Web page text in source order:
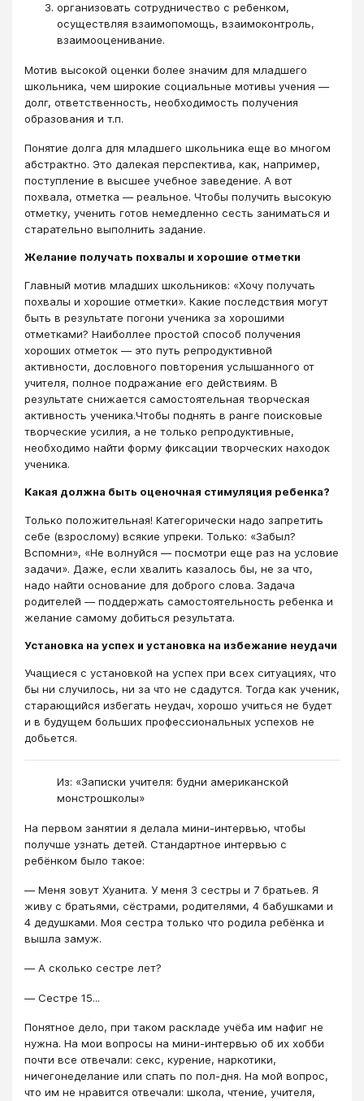
организовать сотрудничество с ребенком,
осуществляя взаимопомощь, взаимоконтроль,
взаимооценивание.
Мотив высокой оценки более значим для младшего
школьника, чем широкие социальные мотивы учения ―
долг, ответственность, необходимость получения
образования и т.п.
Понятие долга для младшего школьника еще во многом
абстрактно. Это далекая перспектива, как, например,
поступление в высшее учебное заведение. А вот
похвала, отметка ― реальное. Чтобы получить высокую
отметку, ученить готов немедленно сесть заниматься и
старательно выполнить задание.
Желание получать похвалы и хорошие отметки
Главный мотив младших школьников: «Хочу получать
похвалы и хорошие отметки». Какие последствия могут
быть в результате погони ученика за хорошими
отметками? Наиболлее простой способ получения
хороших отметок ― это путь репродуктивной
активности, дословного повторения услышанного от
учителя, полное подражание его действиям. В
результате снижается самостоятельная творческая
активность ученика.Чтобы поднять в ранге поисковые
творческие усилия, а не только репродуктивные,
необходимо найти форму фиксации творческих находок
ученика.
Какая должна быть оценочная стимуляция ребенка?
Только положительная! Категорически надо запретить
себе (взрослому) всякие упреки. Только: «Забыл?
Вспомни», «Не волнуйся ― посмотри еще раз на условие
задачи». Даже, если хвалить казалось бы, не за что,
надо найти основание для доброго слова. Задача
родителей ― поддержать самостоятельность ребенка и
желание самому добиться результата.
Установка на успех и установка на избежание неудачи
Учащиеся с установкой на успех при всех ситуациях, что
бы ни случилось, ни за что не сдадутся. Тогда как ученик,
старающийся избегать неудач, хорошо учиться не будет
и в будущем больших профессиональных успехов не
добьется.
Из: «Записки учителя: будни американской
монстрошколы»
На первом занятии я делала мини-интервью, чтобы
получше узнать детей. Стандартное интервью с
ребёнком было такое:
― Меня зовут Хуанита. У меня 3 сестры и 7 братьев. Я
живу с братьями, сёстрами, родителями, 4 бабушками и
4 дедушками. Моя сестра только что родила ребёнка и
вышла замуж.
― А сколько сестре лет?
― Сестре 15...
Понятное дело, при таком раскладе учёба им нафиг не
нужна. На мои вопросы на мини-интервью об их хобби
почти все отвечали: секс, курение, наркотики,
ничегонеделание или спать по пол-дня. На мой вопрос,
что им не нравится отвечали: школа, чтение, учителя,